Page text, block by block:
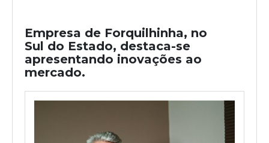
Empresa de Forquilhinha, no
Sul do Estado, destaca-se
apresentando inovações ao
mercado.